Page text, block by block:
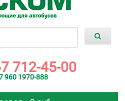
712-45-00
960 1970-888